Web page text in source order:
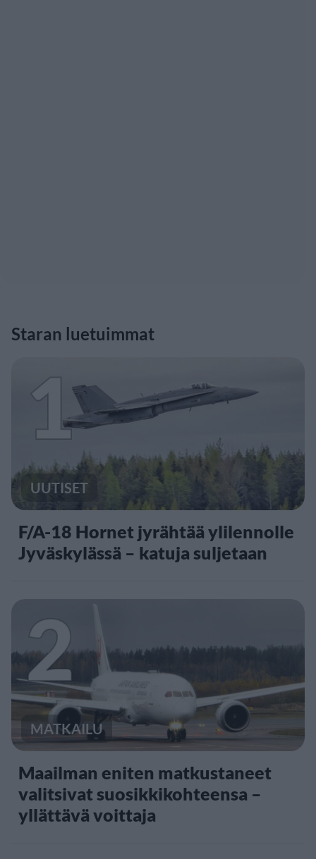
Staran luetuimmat
1
UUTISET
F/A-18 Hornet jyrähtää ylilennolle
Jyväskylässä – katuja suljetaan
2
MATKAILU
Maailman eniten matkustaneet
valitsivat suosikkikohteensa –
yllättävä voittaja